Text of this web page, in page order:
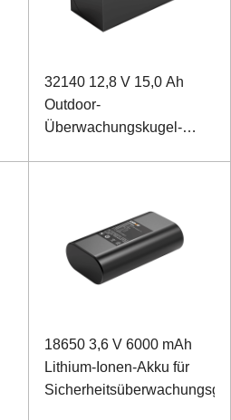
32140 12,8 V 15,0 Ah
Outdoor-
Überwachungskugel-
18650 3,6 V 6000 mAh
Lithium-Ionen-Akku für